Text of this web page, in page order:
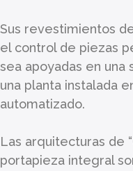
Sus revestimientos
el control de piezas
sea apoyadas en una
una planta instalada
automatizado.
Las arquitecturas de
portapieza integral